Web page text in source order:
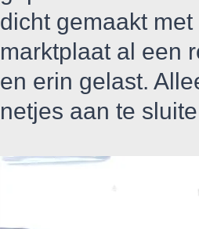
dicht gemaakt
marktplaat al een
en erin gelast.
netjes aan te